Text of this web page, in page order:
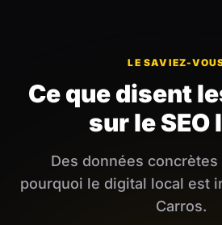
LE SAVIEZ-
Ce que disent
sur le SEO
Des données concrètes
pourquoi le digital local est
Carros.